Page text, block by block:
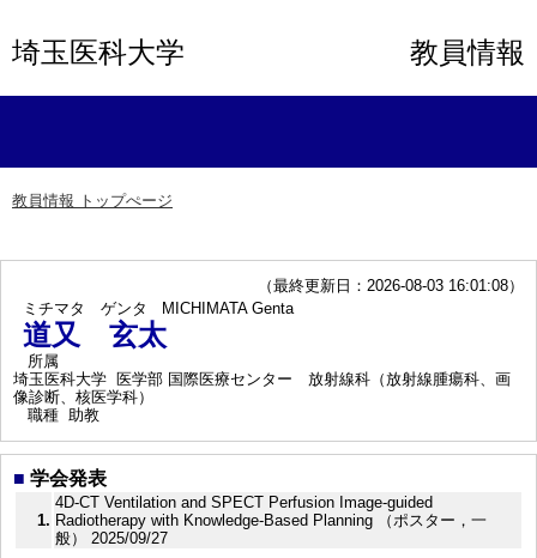
埼玉医科大学 教員情報
教員情報 トップぺージ
（最終更新日：2026-08-03 16:01:08）
ミチマタ ゲンタ
MICHIMATA Genta
道又 玄太
所属
埼玉医科大学 医学部 国際医療センター 放射線科（放射線腫瘍科、画
像診断、核医学科）
職種 助教
■ 学会発表
1.
4D-CT Ventilation and SPECT Perfusion Image-guided
Radiotherapy with Knowledge-Based Planning （ポスター，一
般） 2025/09/27